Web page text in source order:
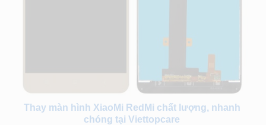
Thay màn hình XiaoMi RedMi chất lượng, nhanh
chóng tại Viettopcare